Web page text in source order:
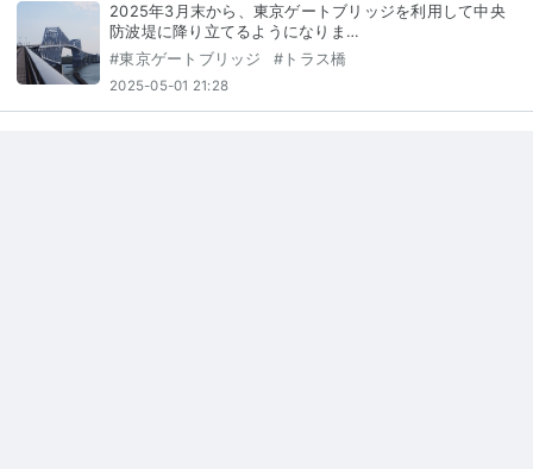
2025年3月末から、東京ゲートブリッジを利用して中央
防波堤に降り立てるようになりま…
#東京ゲートブリッジ # トラス橋
2025-05-01 21:28